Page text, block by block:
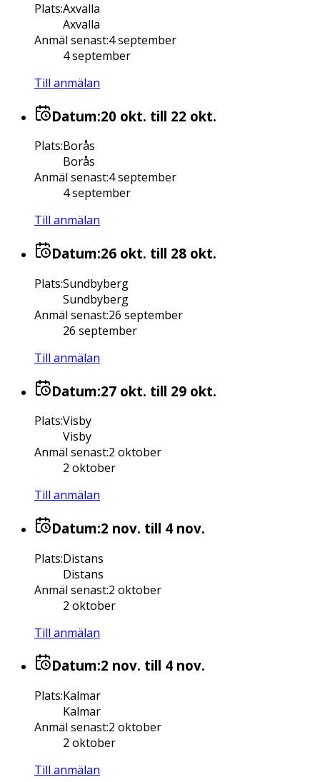
Plats:Axvalla
Axvalla
Anmäl senast:4 september
4 september
Till anmälan
Datum:20 okt. till 22 okt.
Plats:Borås
Borås
Anmäl senast:4 september
4 september
Till anmälan
Datum:26 okt. till 28 okt.
Plats:Sundbyberg
Sundbyberg
Anmäl senast:26 september
26 september
Till anmälan
Datum:27 okt. till 29 okt.
Plats:Visby
Visby
Anmäl senast:2 oktober
2 oktober
Till anmälan
Datum:2 nov. till 4 nov.
Plats:Distans
Distans
Anmäl senast:2 oktober
2 oktober
Till anmälan
Datum:2 nov. till 4 nov.
Plats:Kalmar
Kalmar
Anmäl senast:2 oktober
2 oktober
Till anmälan